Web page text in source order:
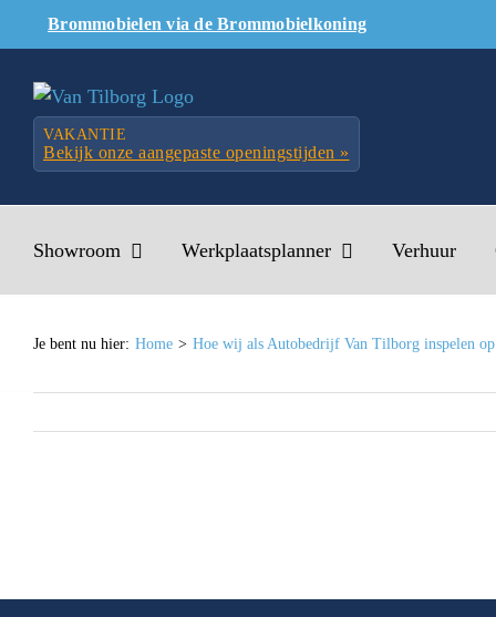
Brommobielen via de Brommobielkoning
VAKANTIE
Bekijk onze aangepaste openingstijden »
Showroom Werkplaatsplanner Verhuur
Je bent nu hier: Home Hoe wij als Autobedrijf Van Tilborg inspelen